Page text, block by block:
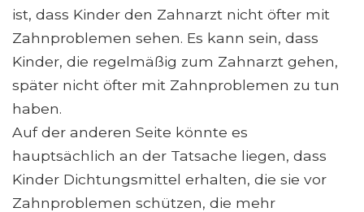
ist, dass Kinder den Zahnarzt nicht öfter mit
Zahnproblemen sehen. Es kann sein, dass
Kinder, die regelmäßig zum Zahnarzt gehen,
später nicht öfter mit Zahnproblemen zu tun
haben.
Auf der anderen Seite könnte es
hauptsächlich an der Tatsache liegen, dass
Kinder Dichtungsmittel erhalten, die sie vor
Zahnproblemen schützen, die mehr